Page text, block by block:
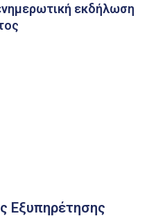
εκδήλωση
Εξυπηρέτησης